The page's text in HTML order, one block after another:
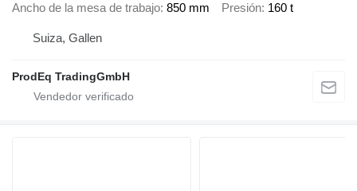
Ancho de la mesa de trabajo 850 mm Presión 160 t
Suiza, Gallen
ProdEq TradingGmbH